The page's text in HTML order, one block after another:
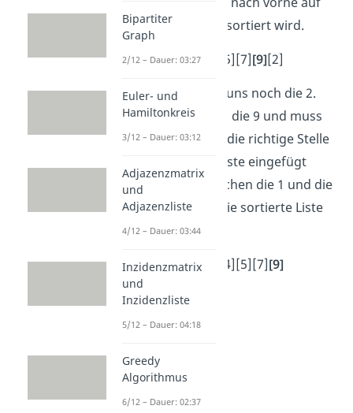
die erste Stelle einsortiert wird.
[1][3][4][5][7][9][2]
Zum Schluss fehlt uns noch die 2.
Die 2 ist kleiner als die 9 und muss
entsprechend auf die richtige Stelle
in der restlichen Liste eingefügt
werden. Also zwischen die 1 und die
3. Am Ende sieht die sortierte Liste
dann so aus:
[1][2] [3][4][5][7][9]
Fertig!
Bipartiter
Graph
2/12 – Dauer: 03:27
Euler- und
Hamiltonkreis
3/12 – Dauer: 03:12
Adjazenzmatrix
und
Adjazenzliste
4/12 – Dauer: 03:44
Inzidenzmatrix
und
Inzidenzliste
5/12 – Dauer: 04:18
Greedy
Algorithmus
6/12 – Dauer: 02:37